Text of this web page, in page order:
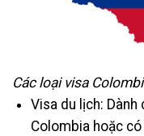
Các loại visa
Visa du lịch:
Colombia hoặc